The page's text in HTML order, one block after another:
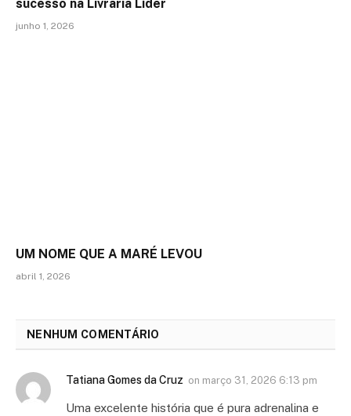
sucesso na Livraria Líder
junho 1, 2026
UM NOME QUE A MARÉ LEVOU
abril 1, 2026
NENHUM COMENTÁRIO
Tatiana Gomes da Cruz on março 31, 2026 6:13 pm
Uma excelente história que é pura adrenalina e